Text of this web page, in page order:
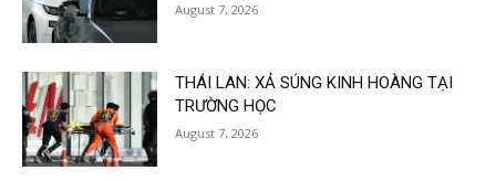
August 7, 2026
THÁI LAN: XẢ SÚNG KINH HOÀNG TẠI
TRƯỜNG HỌC
August 7, 2026